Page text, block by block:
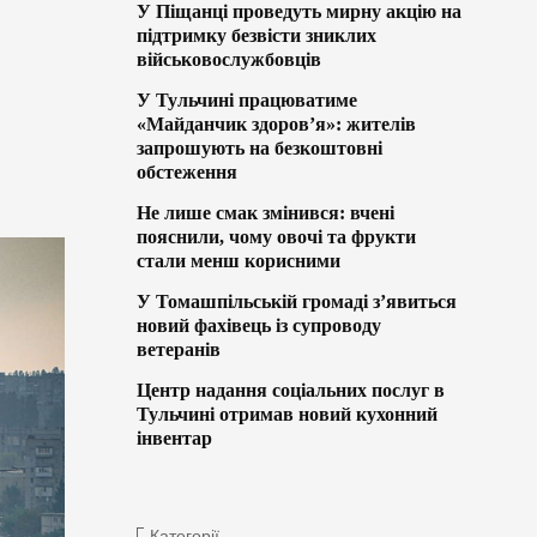
У Піщанці проведуть мирну акцію на
підтримку безвісти зниклих
військовослужбовців
У Тульчині працюватиме
«Майданчик здоров’я»: жителів
запрошують на безкоштовні
обстеження
Не лише смак змінився: вчені
пояснили, чому овочі та фрукти
стали менш корисними
У Томашпільській громаді з’явиться
новий фахівець із супроводу
ветеранів
Центр надання соціальних послуг в
Тульчині отримав новий кухонний
інвентар